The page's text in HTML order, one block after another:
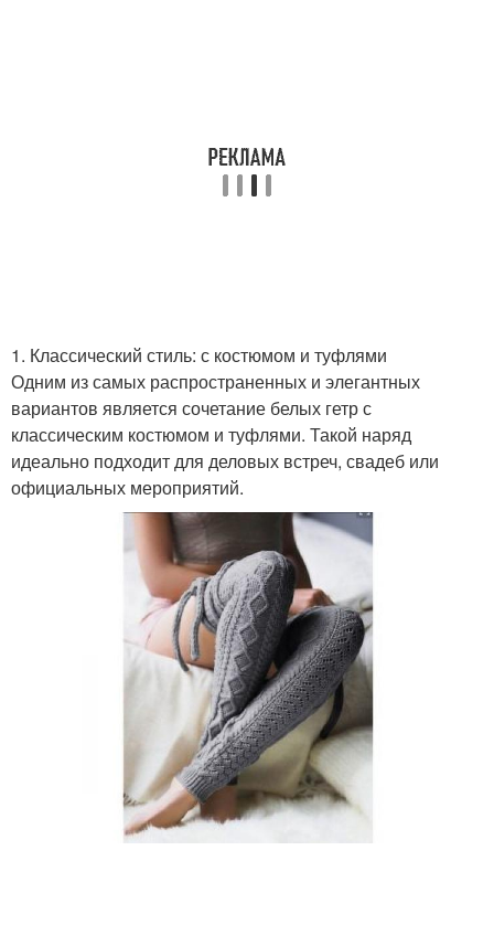
1. Классический стиль: с костюмом и туфлями
Одним из самых распространенных и элегантных
вариантов является сочетание белых гетр с
классическим костюмом и туфлями. Такой наряд
идеально подходит для деловых встреч, свадеб или
официальных мероприятий.